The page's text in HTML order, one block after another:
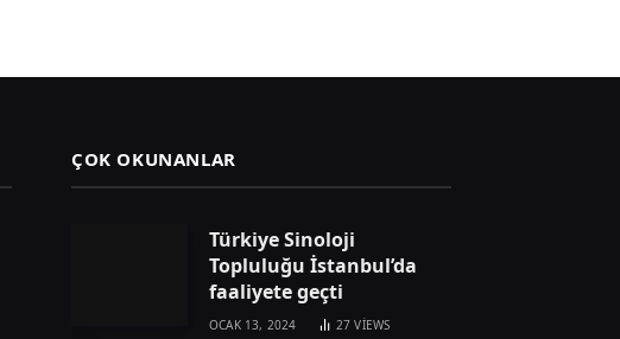
ÇOK OKUNANLAR
Türkiye Sinoloji
Topluluğu İstanbul’da
faaliyete geçti
OCAK 13, 2024 27VIEWS